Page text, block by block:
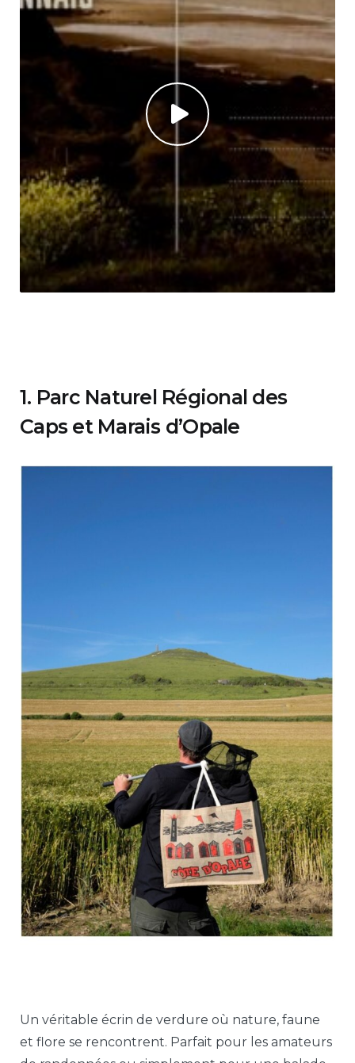
1. Parc Naturel Régional des
Caps et Marais d’Opale
Un véritable écrin de verdure où nature, faune
et flore se rencontrent. Parfait pour les amateurs